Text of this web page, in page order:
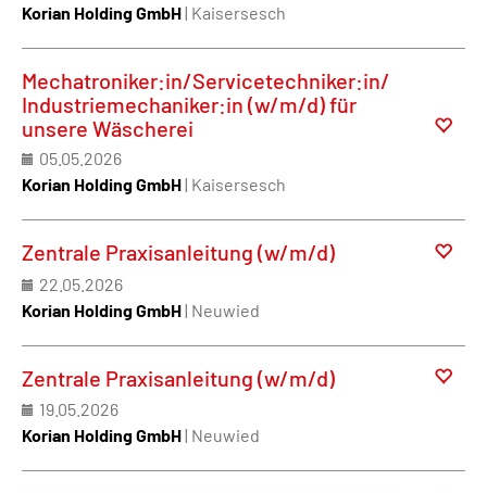
Korian Holding GmbH| Kaisersesch
Mechatroniker:in/Servicetechniker:in/
Industriemechaniker:in (w/m/d) für
unsere Wäscherei
05.05.2026
Korian Holding GmbH| Kaisersesch
Zentrale Praxisanleitung (w/m/d)
22.05.2026
Korian Holding GmbH| Neuwied
Zentrale Praxisanleitung (w/m/d)
19.05.2026
Korian Holding GmbH| Neuwied